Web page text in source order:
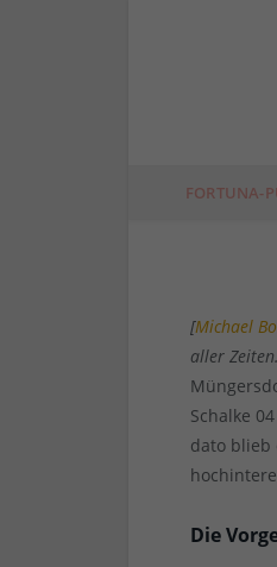
FORTUNA-
DÜSSEL-
[Michael
aller
Schalke
dato blieb
Die